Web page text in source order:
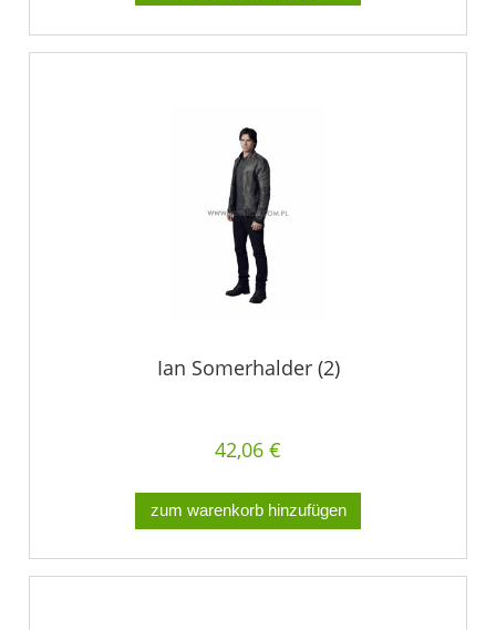
Ian Somerhalder (2)
42,06 €
zum warenkorb hinzufügen